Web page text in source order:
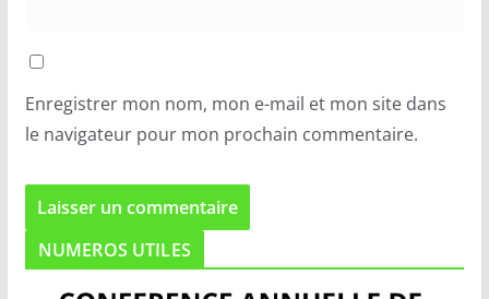
Enregistrer mon nom, mon e-mail et mon site dans
le navigateur pour mon prochain commentaire.
NUMEROS UTILES